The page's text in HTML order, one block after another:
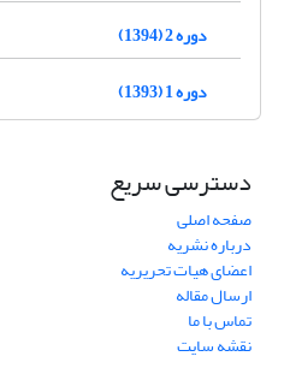
دوره 2 (1394)
دوره 1 (1393)
دسترسی سریع
صفحه اصلی
درباره نشریه
اعضای هیات تحریریه
ارسال مقاله
تماس با ما
نقشه سایت